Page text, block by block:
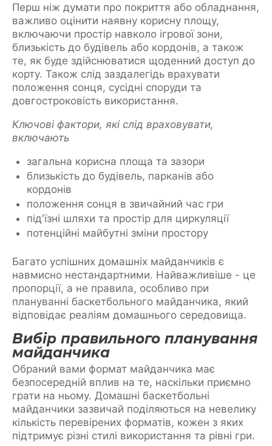
Перш ніж думати про покриття або обладнання,
важливо оцінити наявну корисну площу,
включаючи простір навколо ігрової зони,
близькість до будівель або кордонів, а також
те, як буде здійснюватися щоденний доступ до
корту. Також слід заздалегідь врахувати
положення сонця, сусідні споруди та
довгостроковість використання.
Ключові фактори, які слід враховувати,
включають
загальна корисна площа та зазори
близькість до будівель, парканів або
кордонів
положення сонця в звичайний час гри
під'їзні шляхи та простір для циркуляції
потенційні майбутні зміни простору
Багато успішних домашніх майданчиків є
навмисно нестандартними. Найважливіше - це
пропорції, а не правила, особливо при
плануванні баскетбольного майданчика, який
відповідає реаліям домашнього середовища.
Вибір правильного планування
майданчика
Обраний вами формат майданчика має
безпосередній вплив на те, наскільки приємно
грати на ньому. Домашні баскетбольні
майданчики зазвичай поділяються на невелику
кількість перевірених форматів, кожен з яких
підтримує різні стилі використання та рівні гри.